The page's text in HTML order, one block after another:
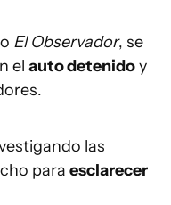
El Observador, se
el auto detenidoy
las
para esclarecer